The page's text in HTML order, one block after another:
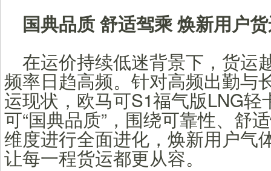
国典品质 舒适驾乘 焕新用户
在运价持续低迷背景下，货运
频率日趋高频。针对高频出勤与
运现状，欧马可S1福气版LNG轻
可“国典品质”，围绕可靠性、舒
维度进行全面进化，焕新用户气
让每一程货运都更从容。